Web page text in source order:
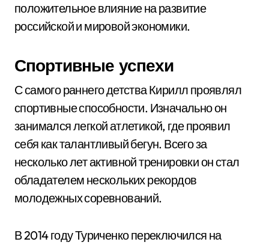
положительное влияние на развитие
российской и мировой экономики.
Спортивные успехи
С самого раннего детства Кирилл проявлял
спортивные способности. Изначально он
занимался легкой атлетикой, где проявил
себя как талантливый бегун. Всего за
несколько лет активной тренировки он стал
обладателем нескольких рекордов
молодежных соревнований.
В 2014 году Туриченко переключился на